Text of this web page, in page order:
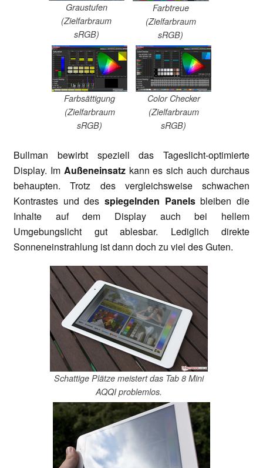
Graustufen
(Zielfarbraum
sRGB)
Farbtreue
(Zielfarbraum
sRGB)
Farbsättigung
(Zielfarbraum
sRGB)
Color Checker
(Zielfarbraum
sRGB)
Bullman bewirbt speziell das Tageslicht-optimierte
Display. Im Außeneinsatz kann es sich auch durchaus
behaupten. Trotz des vergleichsweise schwachen
Kontrastes und des spiegelnden Panelsbleiben die
Inhalte auf dem Display auch bei hellem
Umgebungslicht gut ablesbar. Lediglich direkte
Sonneneinstrahlung ist dann doch zu viel des Guten.
Schattige Plätze meistert das Tab 8 Mini
AQQI problemlos.